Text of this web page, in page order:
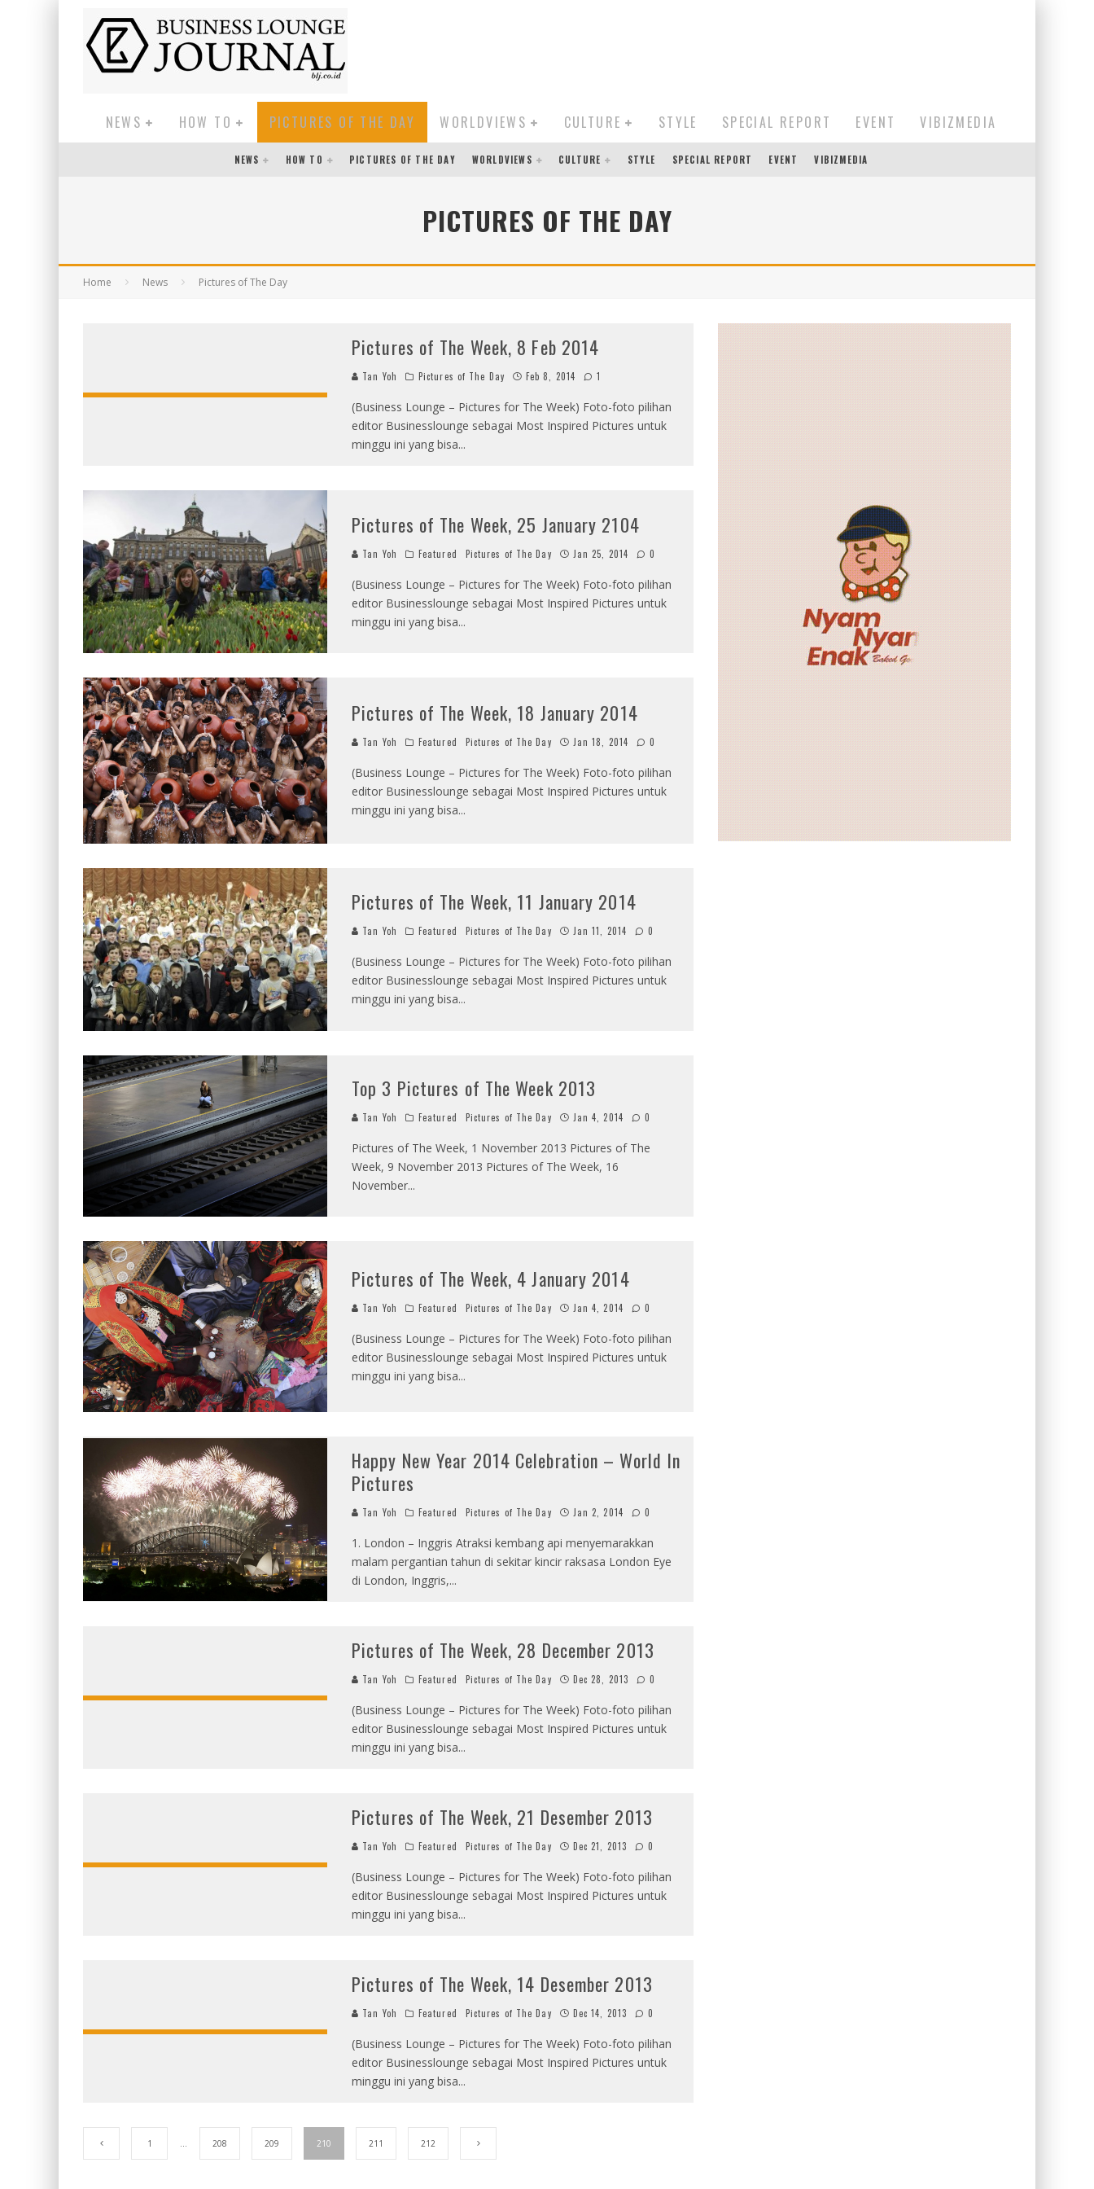
NEWS HOW TO PICTURES OF THE DAY WORLDVIEWS CULTURE STYLE SPECIAL REPORT EVENT VIBIZMEDIA
NEWS HOW TO PICTURES OF THE DAY WORLDVIEWS CULTURE STYLE SPECIAL REPORT EVENT VIBIZMEDIA
PICTURES OF THE DAY
Home News Pictures of The Day
Pictures of The Week, 8 Feb 2014
Tan Yoh Pictures of The Day Feb 8, 2014 1
(Business Lounge – Pictures for The Week) Foto-foto pilihan
editor Businesslounge sebagai Most Inspired Pictures untuk
minggu ini yang bisa...
Pictures of The Week, 25 January 2104
Tan Yoh Featured Pictures of The Day Jan 25, 2014 0
(Business Lounge – Pictures for The Week) Foto-foto pilihan
editor Businesslounge sebagai Most Inspired Pictures untuk
minggu ini yang bisa...
Pictures of The Week, 18 January 2014
Tan Yoh Featured Pictures of The Day Jan 18, 2014 0
(Business Lounge – Pictures for The Week) Foto-foto pilihan
editor Businesslounge sebagai Most Inspired Pictures untuk
minggu ini yang bisa...
Pictures of The Week, 11 January 2014
Tan Yoh Featured Pictures of The Day Jan 11, 2014 0
(Business Lounge – Pictures for The Week) Foto-foto pilihan
editor Businesslounge sebagai Most Inspired Pictures untuk
minggu ini yang bisa...
Top 3 Pictures of The Week 2013
Tan Yoh Featured Pictures of The Day Jan 4, 2014 0
Pictures of The Week, 1 November 2013 Pictures of The
Week, 9 November 2013 Pictures of The Week, 16
November...
Pictures of The Week, 4 January 2014
Tan Yoh Featured Pictures of The Day Jan 4, 2014 0
(Business Lounge – Pictures for The Week) Foto-foto pilihan
editor Businesslounge sebagai Most Inspired Pictures untuk
minggu ini yang bisa...
Happy New Year 2014 Celebration – World In
Pictures
Tan Yoh Featured Pictures of The Day Jan 2, 2014 0
1. London – Inggris Atraksi kembang api menyemarakkan
malam pergantian tahun di sekitar kincir raksasa London Eye
di London, Inggris,...
Pictures of The Week, 28 December 2013
Tan Yoh Featured Pictures of The Day Dec 28, 2013 0
(Business Lounge – Pictures for The Week) Foto-foto pilihan
editor Businesslounge sebagai Most Inspired Pictures untuk
minggu ini yang bisa...
Pictures of The Week, 21 Desember 2013
Tan Yoh Featured Pictures of The Day Dec 21, 2013 0
(Business Lounge – Pictures for The Week) Foto-foto pilihan
editor Businesslounge sebagai Most Inspired Pictures untuk
minggu ini yang bisa...
Pictures of The Week, 14 Desember 2013
Tan Yoh Featured Pictures of The Day Dec 14, 2013 0
(Business Lounge – Pictures for The Week) Foto-foto pilihan
editor Businesslounge sebagai Most Inspired Pictures untuk
minggu ini yang bisa...
1 … 208 209 210 211 212